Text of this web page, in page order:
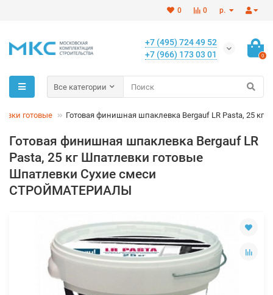
р.
0
0
+7 (495) 724 49 52
+7 (966) 173 03 01
0
Все категории
готовые Готовая финишная шпаклевка Bergauf LR Pasta, 25 кг
Готовая финишная шпаклевка Bergauf LR
Pasta, 25 кг Шпатлевки готовые
Шпатлевки Сухие смеси
СТРОЙМАТЕРИАЛЫ